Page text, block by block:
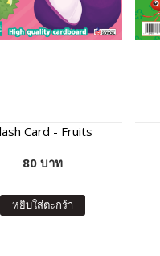
Card - Fruits
80 บาท
หยิบใส่ตะกร้า